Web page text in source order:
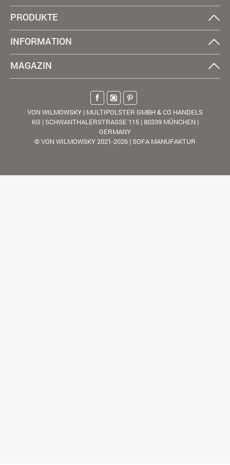
PRODUKTE
INFORMATION
MAGAZIN
VON WILMOWSKY | MULTIPOLSTER GMBH & CO HANDELS
KG | SCHWANTHALERSTRASSE 115 | 80339 MÜNCHEN |
GERMANY
© VON WILMOWSKY 2021-2026 | SOFA MANUFAKTUR